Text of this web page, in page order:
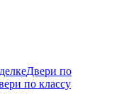
Двери по
по классу